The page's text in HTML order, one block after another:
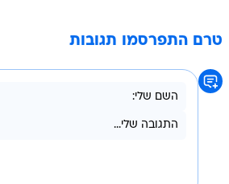
טרם התפרסמו תגובות